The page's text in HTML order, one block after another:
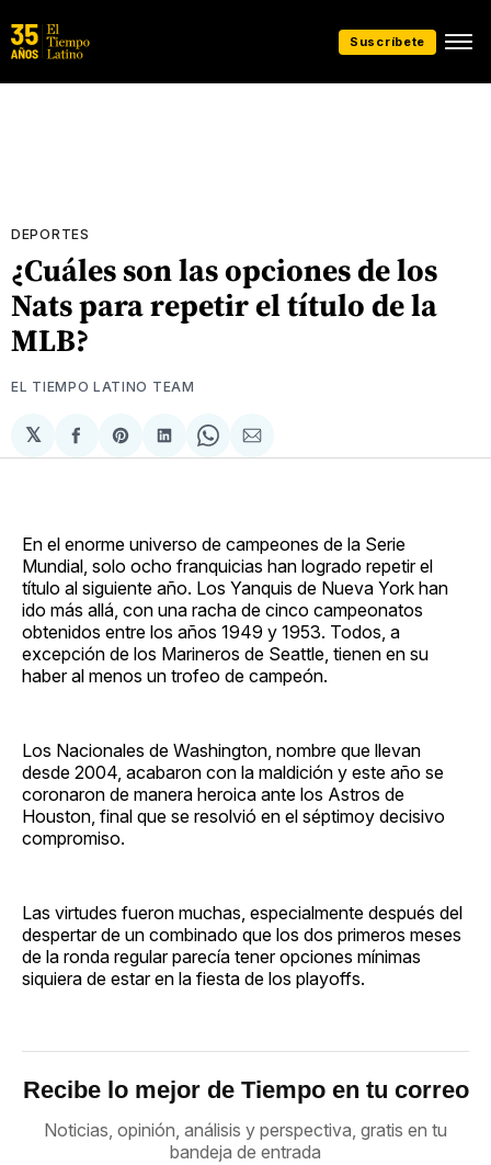
Suscríbete
DEPORTES
¿Cuáles son las opciones de los
Nats para repetir el título de la
MLB?
EL TIEMPO LATINO TEAM
𝕏
Compartir
en
Share
on
Compartir
en
Share
on
Compartir
via
En el enorme universo de campeones de la Serie
Mundial, solo ocho franquicias han logrado repetir el
título al siguiente año. Los Yanquis de Nueva York han
ido más allá, con una racha de cinco campeonatos
obtenidos entre los años 1949 y 1953. Todos, a
excepción de los Marineros de Seattle, tienen en su
haber al menos un trofeo de campeón.
Los Nacionales de Washington, nombre que llevan
desde 2004, acabaron con la maldición y este año se
coronaron de manera heroica ante los Astros de
Houston, final que se resolvió en el séptimoy decisivo
compromiso.
Las virtudes fueron muchas, especialmente después del
despertar de un combinado que los dos primeros meses
de la ronda regular parecía tener opciones mínimas
siquiera de estar en la fiesta de los playoffs.
Recibe lo mejor de Tiempo en tu correo
Noticias, opinión, análisis y perspectiva, gratis en tu
bandeja de entrada